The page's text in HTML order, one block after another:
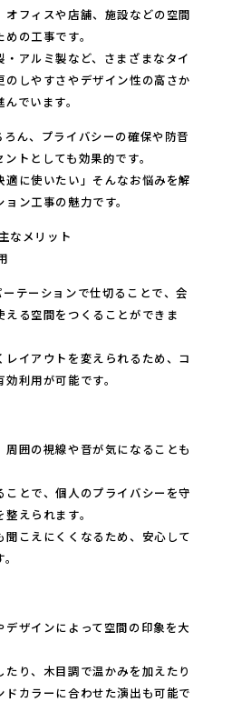
フィスや店舗、施設などの空間
の工事です。
アルミ製など、さまざまなタイ
のしやすさやデザイン性の高さか
でいます。
ん、プライバシーの確保や防音
トとしても効果的です。
適に使いたい」そんなお悩みを解
ン工事の魅力です。
なメリット
テーションで仕切ることで、会
る空間をつくることができま
イアウトを変えられるため、コ
利用が可能です。
囲の視線や音が気になることも
とで、個人のプライバシーを守
えられます。
こえにくくなるため、安心して
ザインによって空間の印象を大
り、木目調で温かみを加えたり
ドカラーに合わせた演出も可能で